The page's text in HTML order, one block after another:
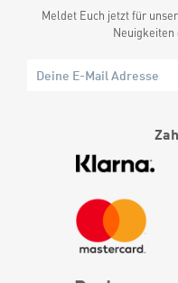
Meldet Euch jetzt für
Neuigkeiten